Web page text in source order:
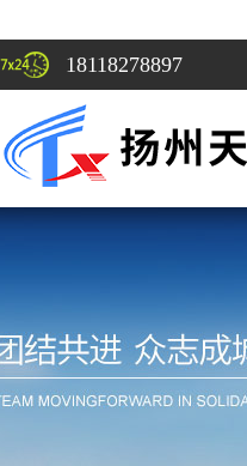
18118278897